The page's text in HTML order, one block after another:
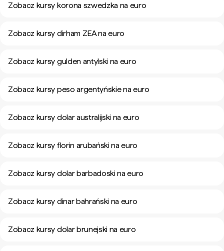
Zobacz kursy korona szwedzka na euro
Zobacz kursy dirham ZEA na euro
Zobacz kursy gulden antylski na euro
Zobacz kursy peso argentyńskie na euro
Zobacz kursy dolar australijski na euro
Zobacz kursy florin arubański na euro
Zobacz kursy dolar barbadoski na euro
Zobacz kursy dinar bahrański na euro
Zobacz kursy dolar brunejski na euro